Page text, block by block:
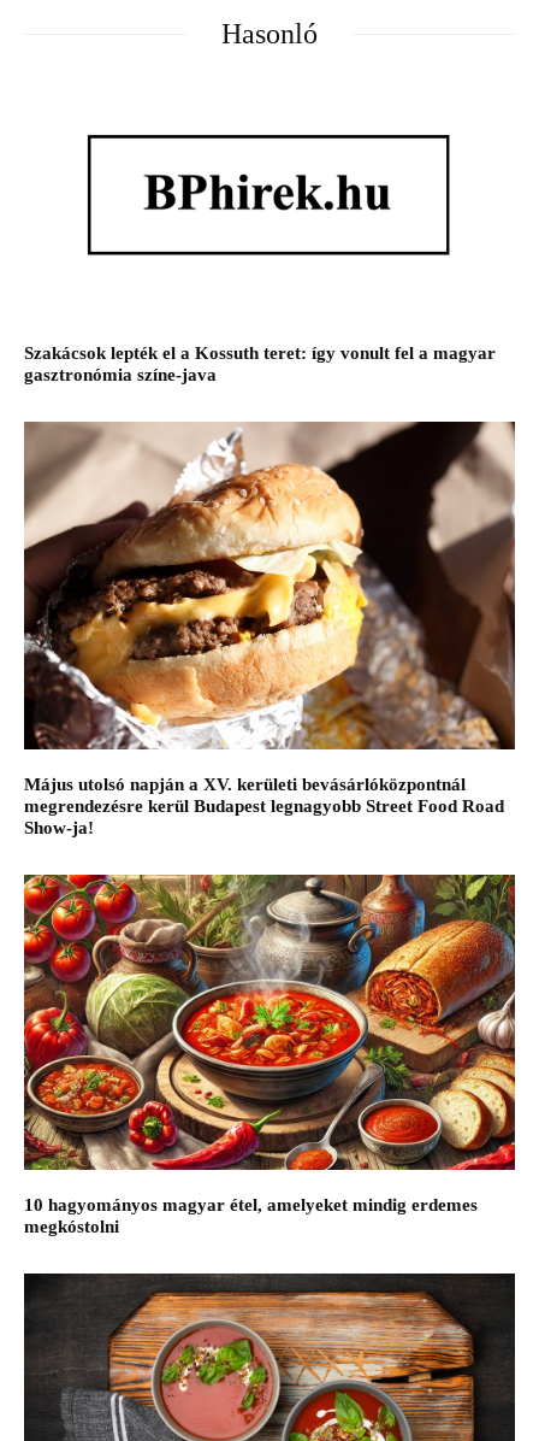
Hasonló
Szakácsok lepték el a Kossuth teret: így vonult fel a magyar
gasztronómia színe-java
Május utolsó napján a XV. kerületi bevásárlóközpontnál
megrendezésre kerül Budapest legnagyobb Street Food Road
Show-ja!
10 hagyományos magyar étel, amelyeket mindig erdemes
megkóstolni